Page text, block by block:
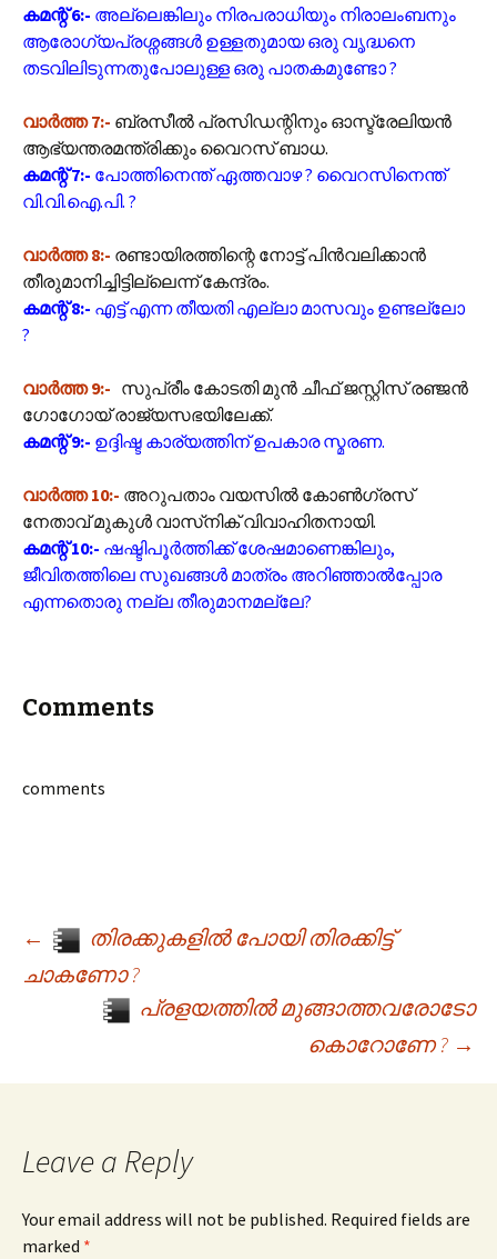
കമന്റ് 6:- അല്ലെങ്കിലും നിരപരാധിയും നിരാലംബനും
ആരോഗ്യപ്രശ്നങ്ങൾ ഉള്ളതുമായ ഒരു വൃദ്ധനെ
തടവിലിടുന്നതുപോലുള്ള ഒരു പാതകമുണ്ടോ ?
വാർത്ത 7:- ബ്രസീൽ പ്രസിഡന്റിനും ഓസ്ട്രേലിയൻ
ആഭ്യന്തരമന്ത്രിക്കും വൈറസ് ബാധ.
കമന്റ് 7:- പോത്തിനെന്ത് ഏത്തവാഴ ? വൈറസിനെന്ത്
വി.വി.ഐ.പി. ?
വാർത്ത 8:- രണ്ടായിരത്തിന്റെ നോട്ട് പിൻവലിക്കാൻ
തീരുമാനിച്ചിട്ടില്ലെന്ന് കേന്ദ്രം.
കമന്റ് 8:- എട്ട് എന്ന തീയതി എല്ലാ മാസവും ഉണ്ടല്ലോ
?
വാർത്ത 9:- സുപ്രീം കോടതി മുന്‍ ചീഫ് ജസ്റ്റിസ് രഞ്ജന്‍
ഗോഗോയ് രാജ്യസഭയിലേക്ക്.
കമന്റ് 9:- ഉദ്ദിഷ്ട കാര്യത്തിന് ഉപകാര സ്മരണ.
വാർത്ത 10:- അറുപതാം വയസില്‍ കോണ്‍ഗ്രസ്
നേതാവ് മുകുള്‍ വാസ്‌നിക് വിവാഹിതനായി.
കമന്റ് 10:- ഷഷ്ടിപൂർത്തിക്ക് ശേഷമാണെങ്കിലും,
ജീവിതത്തിലെ സുഖങ്ങൾ മാത്രം അറിഞ്ഞാൽപ്പോര
എന്നതൊരു നല്ല തീരുമാനമല്ലേ?
Comments
comments
Post navigation
←
തിരക്കുകളിൽ പോയി തിരക്കിട്ട്
ചാകണോ ?
പ്രളയത്തിൽ മുങ്ങാത്തവരോടോ
കൊറോണേ ? →
Leave a Reply
Your email address will not be published. Required fields are
marked *